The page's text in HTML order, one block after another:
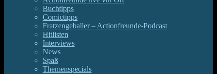
Buchtipps
Comictipps
Fratzengeballer – Actionfreunde-Podcast
Hitlisten
Interviews
News
Spaß
Themenspecials